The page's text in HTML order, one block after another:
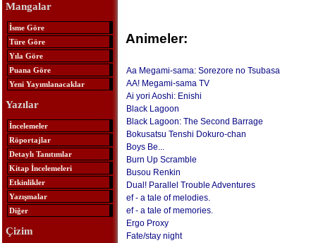
Mangalar
İsme Göre
Türe Göre
Yıla Göre
Puana Göre
Yeni Yayımlanacaklar
Yazılar
İncelemeler
Röportajlar
Detaylı Tanıtımlar
Kitap İncelemeleri
Etkinlikler
Yazışmalar
Diğer
Çizim
Animeler:
Aa Megami-sama: Sorezore no Tsubasa
AA! Megami-sama TV
Ai yori Aoshi: Enishi
Black Lagoon
Black Lagoon: The Second Barrage
Bokusatsu Tenshi Dokuro-chan
Boys Be...
Burn Up Scramble
Busou Renkin
Dual! Parallel Trouble Adventures
ef - a tale of melodies.
ef - a tale of memories.
Ergo Proxy
Fate/stay night